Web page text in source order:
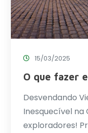
15/03/2025
O que fazer
Desvendando
Inesquecível na
exploradores!